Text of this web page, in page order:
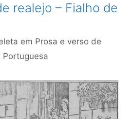
realejo – Fialho de
em Prosa e verso de
Portuguesa